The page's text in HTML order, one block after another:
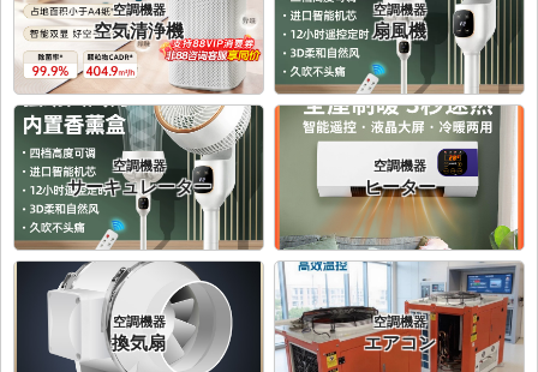
空調機器
空気清浄機
空調機器
扇風機
空調機器
サーキュレーター
空調機器
ヒーター
空調機器
換気扇
空調機器
エアコン